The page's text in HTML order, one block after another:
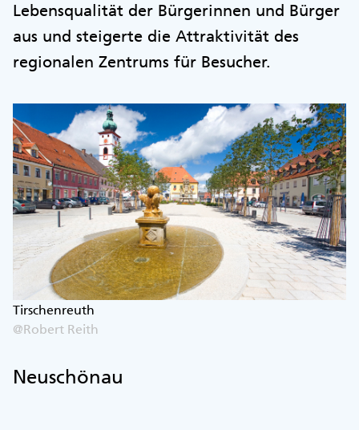
Lebensqualität der Bürgerinnen und Bürger
aus und steigerte die Attraktivität des
regionalen Zentrums für Besucher.
Tirschenreuth
@Robert Reith
Neuschönau